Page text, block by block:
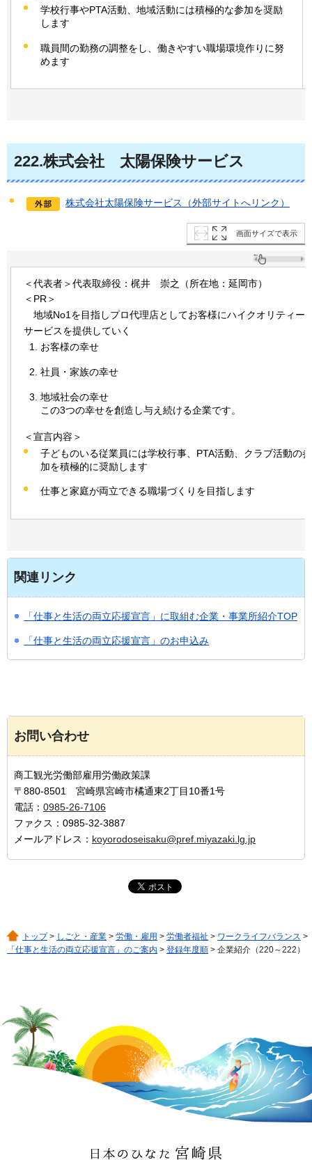
学校行事やPTA活動、地域活動には積極的な参加を奨励
します
職員間の勤務の調整をし、働きやすい職場環境作りに努
めます
222.株式会社 太陽保険サービス
株式会社太陽保険サービス（外部サイトへリンク）
画面サイズで表示
＜代表者＞代表取締役：梶井 崇之（所在地：延岡市）
＜PR＞
地域No1を目指しプロ代理店としてお客様にハイクオリティー
サービスを提供していく
お客様の幸せ
社員・家族の幸せ
地域社会の幸せ
この3つの幸せを創造し与え続ける企業です。
＜宣言内容＞
子どものいる従業員には学校行事、PTA活動、クラブ活動の参
加を積極的に奨励します
仕事と家庭が両立できる職場づくりを目指します
関連リンク
「仕事と生活の両立応援宣言」に取組む企業・事業所紹介TOP
「仕事と生活の両立応援宣言」のお申込み
お問い合わせ
商工観光労働部雇用労働政策課
〒880-8501 宮崎県宮崎市橘通東2丁目10番1号
電話： 0985-26-7106
ファクス：0985-32-3887
メールアドレス： koyorodoseisaku@pref.miyazaki.lg.jp
トップ> しごと・産業 > 労働・雇用 > 労働者福祉 > ワークライフバランス >
「仕事と生活の両立応援宣言」のご案内 > 登録年度順 > 企業紹介（220～222）
日本のひなた 宮崎県